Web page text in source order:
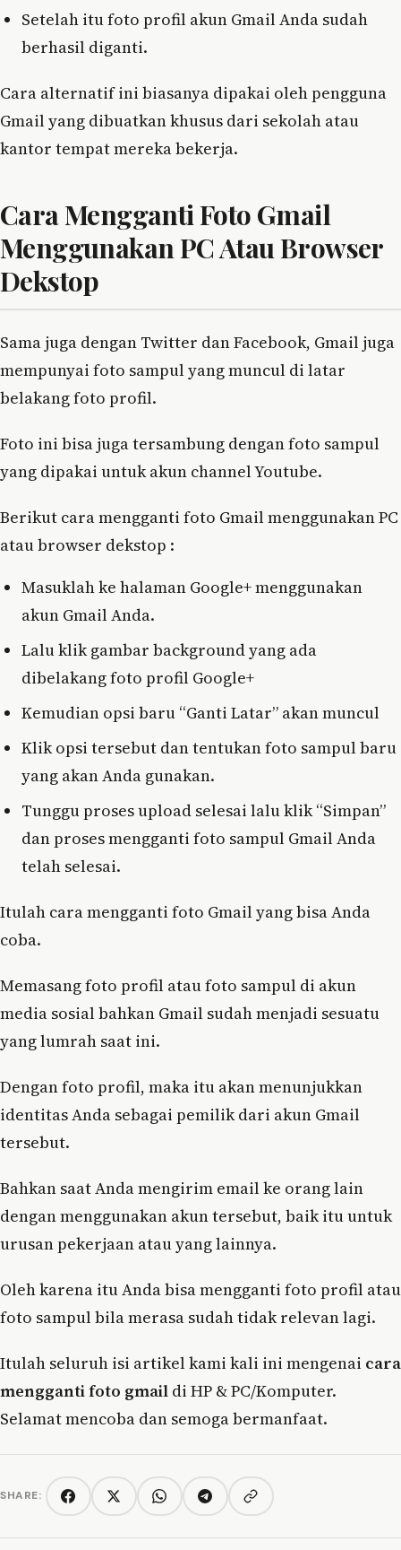
Setelah itu foto profil akun Gmail Anda sudah
berhasil diganti.
Cara alternatif ini biasanya dipakai oleh pengguna
Gmail yang dibuatkan khusus dari sekolah atau
kantor tempat mereka bekerja.
Cara Mengganti Foto Gmail
Menggunakan PC Atau Browser
Dekstop
Sama juga dengan Twitter dan Facebook, Gmail juga
mempunyai foto sampul yang muncul di latar
belakang foto profil.
Foto ini bisa juga tersambung dengan foto sampul
yang dipakai untuk akun channel Youtube.
Berikut cara mengganti foto Gmail menggunakan PC
atau browser dekstop :
Masuklah ke halaman Google+ menggunakan
akun Gmail Anda.
Lalu klik gambar background yang ada
dibelakang foto profil Google+
Kemudian opsi baru “Ganti Latar” akan muncul
Klik opsi tersebut dan tentukan foto sampul baru
yang akan Anda gunakan.
Tunggu proses upload selesai lalu klik “Simpan”
dan proses mengganti foto sampul Gmail Anda
telah selesai.
Itulah cara mengganti foto Gmail yang bisa Anda
coba.
Memasang foto profil atau foto sampul di akun
media sosial bahkan Gmail sudah menjadi sesuatu
yang lumrah saat ini.
Dengan foto profil, maka itu akan menunjukkan
identitas Anda sebagai pemilik dari akun Gmail
tersebut.
Bahkan saat Anda mengirim email ke orang lain
dengan menggunakan akun tersebut, baik itu untuk
urusan pekerjaan atau yang lainnya.
Oleh karena itu Anda bisa mengganti foto profil atau
foto sampul bila merasa sudah tidak relevan lagi.
Itulah seluruh isi artikel kami kali ini mengenai cara
mengganti foto gmail di HP & PC/Komputer.
Selamat mencoba dan semoga bermanfaat.
SHARE: FacebookTwitter/XWhatsAppTelegramCopy link